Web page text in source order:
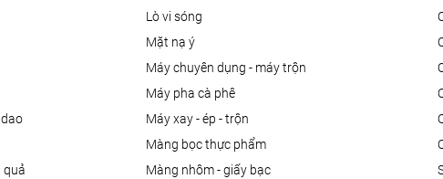
dao
quả
lò vi sóng
mặt nạ ý
máy chuyên dụng - máy trộn
máy pha cà phê
máy xay - ép - trộn
màng bọc thực phẩm
màng nhôm - giấy bạc